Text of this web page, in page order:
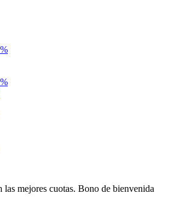
%
%
las mejores cuotas. Bono de bienvenida